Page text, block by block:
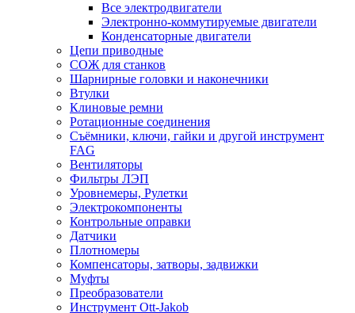
Все электродвигатели
Электронно-коммутируемые двигатели
Конденсаторные двигатели
Цепи приводные
СОЖ для станков
Шарнирные головки и наконечники
Втулки
Клиновые ремни
Ротационные соединения
Съёмники, ключи, гайки и другой инструмент
FAG
Вентиляторы
Фильтры ЛЭП
Уровнемеры, Рулетки
Электрокомпоненты
Контрольные оправки
Датчики
Плотномеры
Компенсаторы, затворы, задвижки
Муфты
Преобразователи
Инструмент Ott-Jakob